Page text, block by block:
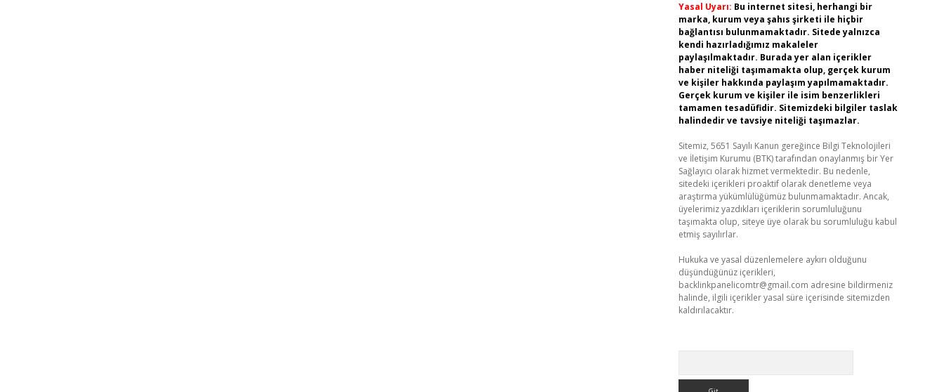
Yasal Uyarı: Bu internet sitesi, herhangi bir
marka, kurum veya şahıs şirketi ile hiçbir
bağlantısı bulunmamaktadır. Sitede yalnızca
kendi hazırladığımız makaleler
paylaşılmaktadır. Burada yer alan içerikler
haber niteliği taşımamakta olup, gerçek kurum
ve kişiler hakkında paylaşım yapılmamaktadır.
Gerçek kurum ve kişiler ile isim benzerlikleri
tamamen tesadüfidir. Sitemizdeki bilgiler taslak
halindedir ve tavsiye niteliği taşımazlar.
Sitemiz, 5651 Sayılı Kanun gereğince Bilgi Teknolojileri
ve İletişim Kurumu (BTK) tarafından onaylanmış bir Yer
Sağlayıcı olarak hizmet vermektedir. Bu nedenle,
sitedeki içerikleri proaktif olarak denetleme veya
araştırma yükümlülüğümüz bulunmamaktadır. Ancak,
üyelerimiz yazdıkları içeriklerin sorumluluğunu
taşımakta olup, siteye üye olarak bu sorumluluğu kabul
etmiş sayılırlar.
Hukuka ve yasal düzenlemelere aykırı olduğunu
düşündüğünüz içerikleri,
backlinkpanelicomtr@gmail.com adresine bildirmeniz
halinde, ilgili içerikler yasal süre içerisinde sitemizden
kaldırılacaktır.